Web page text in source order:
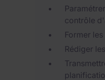
contrôle
Former
Rédiger